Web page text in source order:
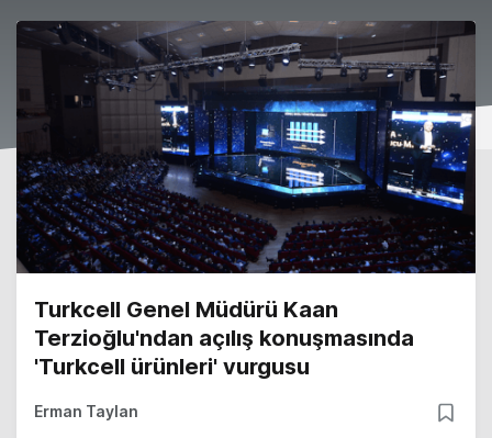
Turkcell Genel Müdürü Kaan
Terzioğlu'ndan açılış konuşmasında
'Turkcell ürünleri' vurgusu
Erman Taylan